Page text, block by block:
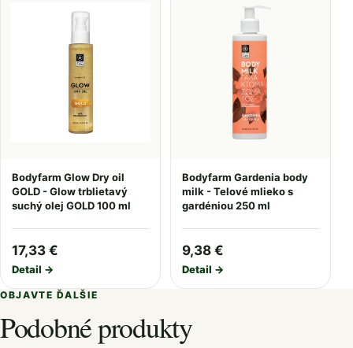
Bodyfarm Glow Dry oil
GOLD - Glow trblietavý
suchý olej GOLD 100 ml
17,33 €
Detail →
Bodyfarm Gardenia body
milk - Telové mlieko s
gardéniou 250 ml
9,38 €
Detail →
OBJAVTE ĎALŠIE
Podobné produkty